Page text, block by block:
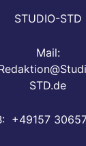
STUDIO-STD
Mail:
STD.de
+49157